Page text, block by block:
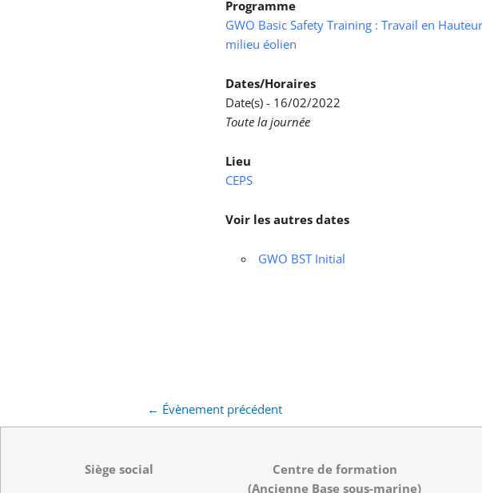
Programme
GWO Basic Safety Training : Travail en
milieu éolien
Dates/Horaires
Date(s) - 16/02/2022
Toute la journée
Lieu
CEPS
Voir les autres dates
GWO BST Initial
← Évènement précédent
Siège social
Centre de formation
(Ancienne Base sous-marine)